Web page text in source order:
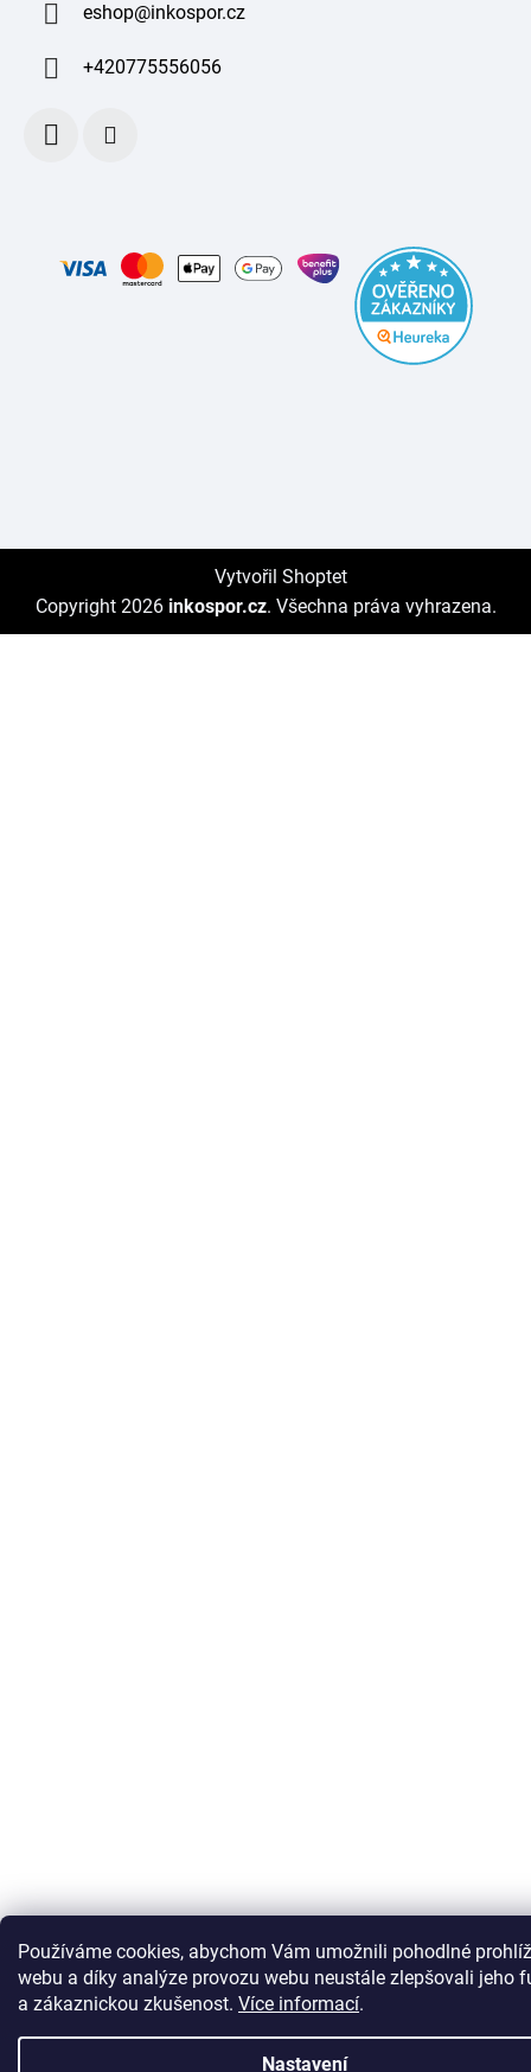
Používáme cookies, abychom Vám umožnili pohodlné
webu a díky analýze provozu webu neustále zlepšovali jeho
a zákaznickou zkušenost. Více informací.
Nastavení
eshop@inkospor.cz
+420775556056
Vytvořil Shoptet
Copyright 2026 inkospor.cz. Všechna práva vyhrazena.